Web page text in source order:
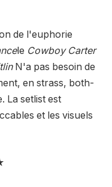
de l'euphorie
le Cowboy Carter
N'a pas besoin de
en strass, both-
La setlist est
et les visuels